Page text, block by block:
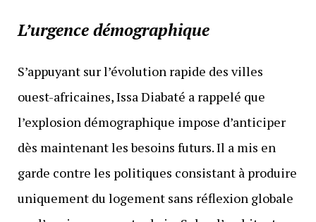
L’urgence démographique
S’appuyant sur l’évolution rapide des villes
ouest-africaines, Issa Diabaté a rappelé que
l’explosion démographique impose d’anticiper
dès maintenant les besoins futurs. Il a mis en
garde contre les politiques consistant à produire
uniquement du logement sans réflexion globale